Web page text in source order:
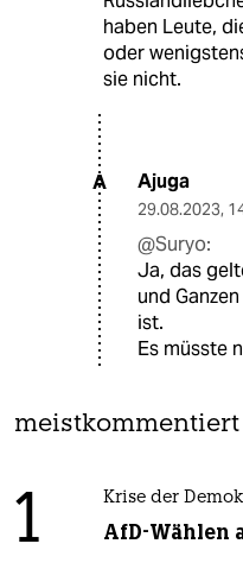
haben Leute,
oder
sie nicht.
A Ajuga
29.08.2023,
@Suryo:
Ja, das
und
ist.
Es müsste
meistkommentiert
1 Krise der
AfD-Wählen